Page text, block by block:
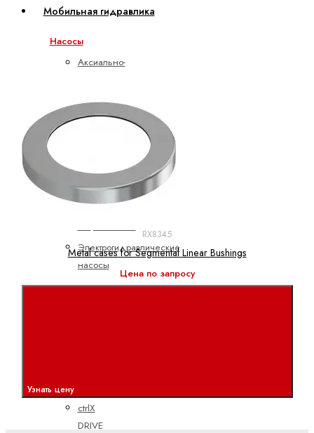
Мобильная гидравлика
Насосы
Аксиально-
Героторные
насосы
с
внешним
Электрогидравлические
насосы
ctrlX
DRIVE
RX8345
Metal cases for Segmental Linear Bushings
Цена по запросу
Узнать цену